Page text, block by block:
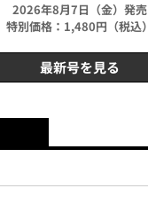
2026年8月7日（金）発売
特別価格：1,480円（税込）
最新号を見る